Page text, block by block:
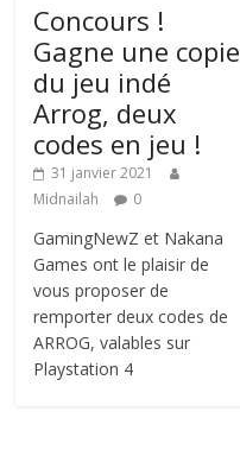
Concours !
Gagne une copie
du jeu indé
Arrog, deux
codes en jeu !
31 janvier 2021
Midnailah
0
GamingNewZ et Nakana
Games ont le plaisir de
vous proposer de
remporter deux codes de
ARROG, valables sur
Playstation 4